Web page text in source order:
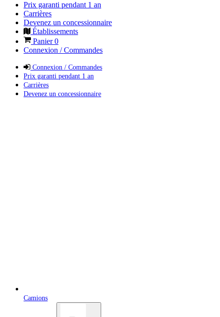
Prix garanti pendant 1 an
Carrières
Devenez un concessionnaire
Établissements
Panier0
Connexion / Commandes
Connexion / Commandes
Prix garanti pendant 1 an
Carrières
Devenez un concessionnaire
Camions